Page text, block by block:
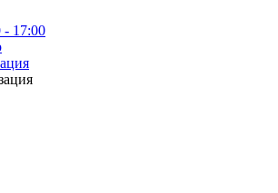
17:00